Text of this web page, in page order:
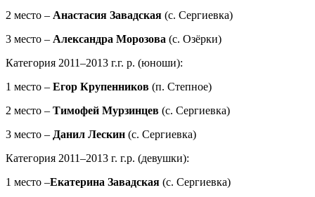
2 место – Анастасия Завадская (с. Сергиевка)
3 место – Александра Морозова (с. Озёрки)
Категория 2011–2013 г.г. р. (юноши):
1 место – Егор Крупенников (п. Степное)
2 место – Тимофей Мурзинцев (с. Сергиевка)
3 место – Данил Лескин (с. Сергиевка)
Категория 2011–2013 г. г.р. (девушки):
1 место –Екатерина Завадская (с. Сергиевка)